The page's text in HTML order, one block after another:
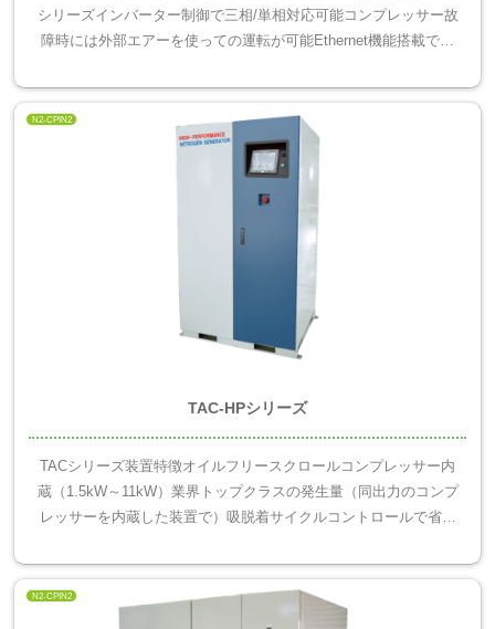
シリーズインバーター制御で三相/単相対応可能コンプレッサー故
障時には外部エアーを使っての運転が可能Ethernet機能搭載で離
N2-CPIN2
TAC-HPシリーズ
TACシリーズ装置特徴オイルフリースクロールコンプレッサー内
蔵（1.5kW～11kW）業界トップクラスの発生量（同出力のコンプ
レッサーを内蔵した装置で）吸脱着サイクルコントロールで省エ
N2-CPIN2